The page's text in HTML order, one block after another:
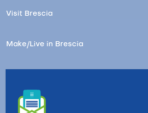
Visit Brescia
Make/Live in Brescia